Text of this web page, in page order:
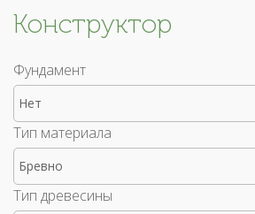
Конструктор
Фундамент
Нет
Тип материала
Бревно
Тип древесины